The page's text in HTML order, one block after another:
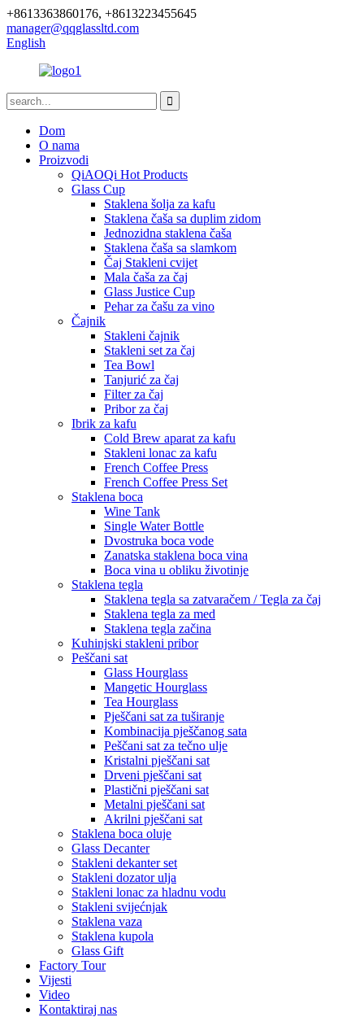
+8613363860176, +8613223455645
manager@qqglassltd.com
English
Dom
O nama
Proizvodi
QiAOQi Hot Products
Glass Cup
Staklena šolja za kafu
Staklena čaša sa duplim zidom
Jednozidna staklena čaša
Staklena čaša sa slamkom
Čaj Stakleni cvijet
Mala čaša za čaj
Glass Justice Cup
Pehar za čašu za vino
Čajnik
Stakleni čajnik
Stakleni set za čaj
Tea Bowl
Tanjurić za čaj
Filter za čaj
Pribor za čaj
Ibrik za kafu
Cold Brew aparat za kafu
Stakleni lonac za kafu
French Coffee Press
French Coffee Press Set
Staklena boca
Wine Tank
Single Water Bottle
Dvostruka boca vode
Zanatska staklena boca vina
Boca vina u obliku životinje
Staklena tegla
Staklena tegla sa zatvaračem / Tegla za čaj
Staklena tegla za med
Staklena tegla začina
Kuhinjski stakleni pribor
Peščani sat
Glass Hourglass
Mangetic Hourglass
Tea Hourglass
Pješčani sat za tuširanje
Kombinacija pješčanog sata
Peščani sat za tečno ulje
Kristalni pješčani sat
Drveni pješčani sat
Plastični pješčani sat
Metalni pješčani sat
Akrilni pješčani sat
Staklena boca oluje
Glass Decanter
Stakleni dekanter set
Stakleni dozator ulja
Stakleni lonac za hladnu vodu
Stakleni svijećnjak
Staklena vaza
Staklena kupola
Glass Gift
Factory Tour
Vijesti
Video
Kontaktiraj nas